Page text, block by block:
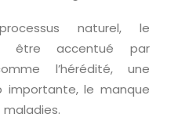
naturel, le
être accentué par
l’hérédité, une
importante, le manque